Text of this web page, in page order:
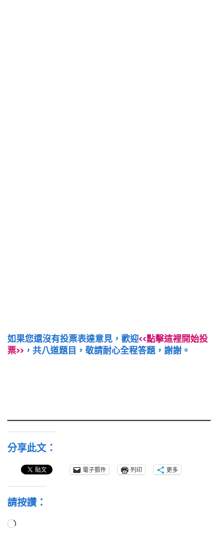
如果您還沒有投票表達意見，歡迎<<點擊這裡開始投
票>> ，共八道題目，敬請耐心全程答題，謝謝。
分享此文：
電子郵件 列印 更多
請按讚：
正